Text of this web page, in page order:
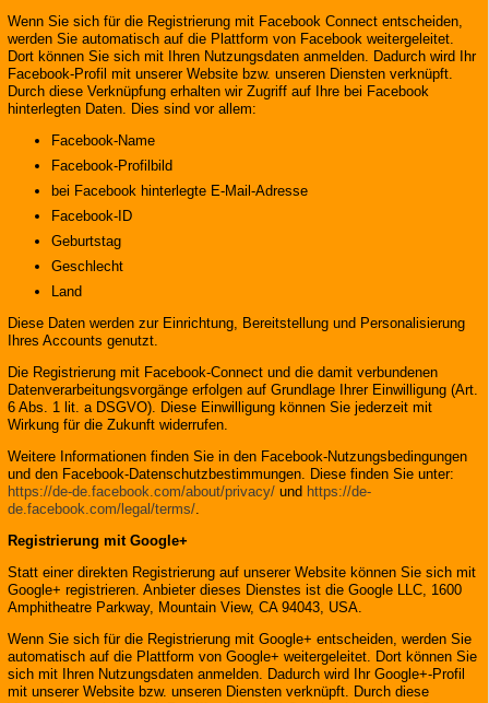
Wenn Sie sich für die Registrierung mit Facebook Connect entscheiden,
werden Sie automatisch auf die Plattform von Facebook weitergeleitet.
Dort können Sie sich mit Ihren Nutzungsdaten anmelden. Dadurch wird Ihr
Facebook-Profil mit unserer Website bzw. unseren Diensten verknüpft.
Durch diese Verknüpfung erhalten wir Zugriff auf Ihre bei Facebook
hinterlegten Daten. Dies sind vor allem:
Facebook-Name
Facebook-Profilbild
bei Facebook hinterlegte E-Mail-Adresse
Facebook-ID
Geburtstag
Geschlecht
Land
Diese Daten werden zur Einrichtung, Bereitstellung und Personalisierung
Ihres Accounts genutzt.
Die Registrierung mit Facebook-Connect und die damit verbundenen
Datenverarbeitungsvorgänge erfolgen auf Grundlage Ihrer Einwilligung (Art.
6 Abs. 1 lit. a DSGVO). Diese Einwilligung können Sie jederzeit mit
Wirkung für die Zukunft widerrufen.
Weitere Informationen finden Sie in den Facebook-Nutzungsbedingungen
und den Facebook-Datenschutzbestimmungen. Diese finden Sie unter:
https://de-de.facebook.com/about/privacy/ und https://de-
de.facebook.com/legal/terms/.
Registrierung mit Google+
Statt einer direkten Registrierung auf unserer Website können Sie sich mit
Google+ registrieren. Anbieter dieses Dienstes ist die Google LLC, 1600
Amphitheatre Parkway, Mountain View, CA 94043, USA.
Wenn Sie sich für die Registrierung mit Google+ entscheiden, werden Sie
automatisch auf die Plattform von Google+ weitergeleitet. Dort können Sie
sich mit Ihren Nutzungsdaten anmelden. Dadurch wird Ihr Google+-Profil
mit unserer Website bzw. unseren Diensten verknüpft. Durch diese